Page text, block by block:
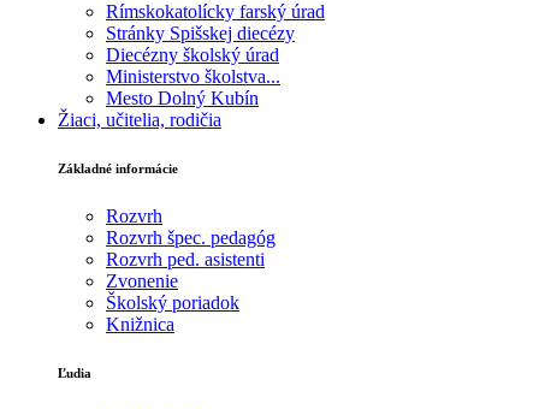
Rímskokatolícky farský úrad
Stránky Spišskej diecézy
Diecézny školský úrad
Ministerstvo školstva...
Mesto Dolný Kubín
Žiaci, učitelia, rodičia
Základné informácie
Rozvrh
Rozvrh špec. pedagóg
Rozvrh ped. asistenti
Zvonenie
Školský poriadok
Knižnica
Ľudia